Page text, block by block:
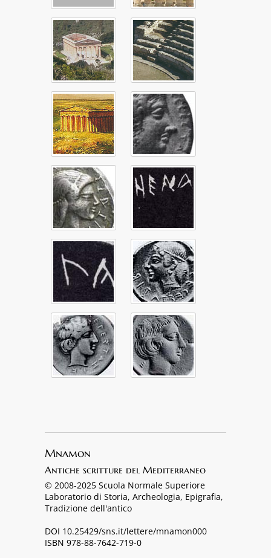
Mnamon
Antiche scritture del Mediterraneo
© 2008-2025 Scuola Normale Superiore
Laboratorio di Storia, Archeologia, Epigrafia,
Tradizione dell'antico
DOI 10.25429/sns.it/lettere/mnamon000
ISBN 978-88-7642-719-0